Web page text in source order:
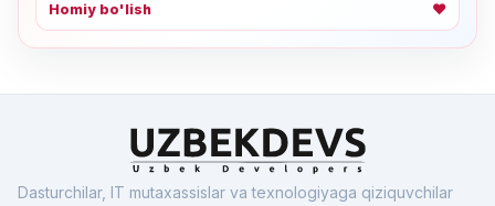
Homiy bo'lish ❤
Dasturchilar, IT mutaxassislar va texnologiyaga qiziquvchilar